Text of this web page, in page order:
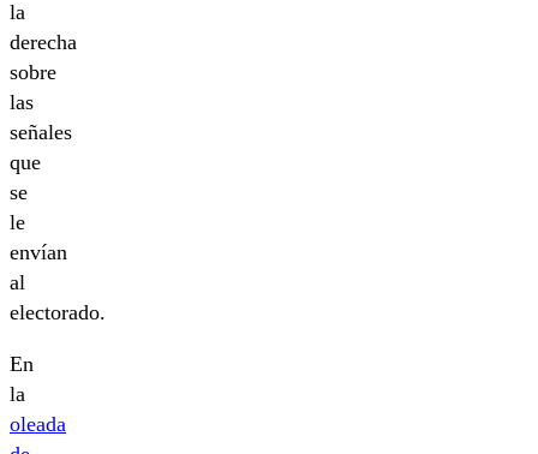
la
derecha
sobre
las
señales
que
se
le
envían
al
electorado.
En
la
oleada